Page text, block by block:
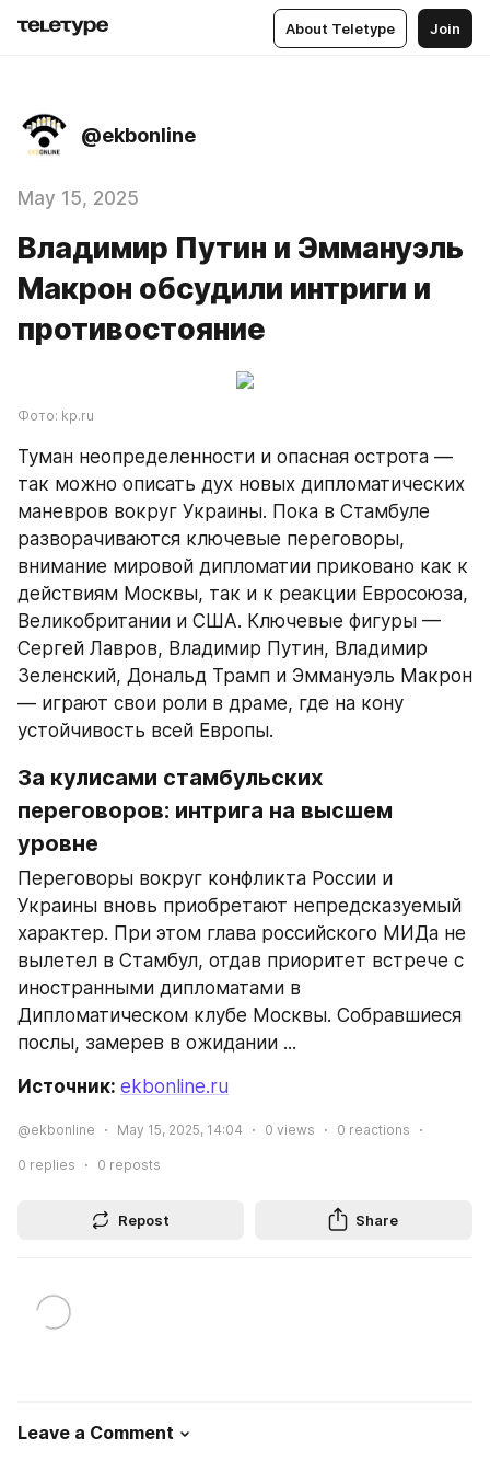
About Teletype Join
@ekbonline
May 15, 2025
Владимир Путин и Эммануэль
Макрон обсудили интриги и
противостояние
Фото: kp.ru
Туман неопределенности и опасная острота —
так можно описать дух новых дипломатических
маневров вокруг Украины. Пока в Стамбуле
разворачиваются ключевые переговоры,
внимание мировой дипломатии приковано как к
действиям Москвы, так и к реакции Евросоюза,
Великобритании и США. Ключевые фигуры —
Сергей Лавров, Владимир Путин, Владимир
Зеленский, Дональд Трамп и Эммануэль Макрон
— играют свои роли в драме, где на кону
устойчивость всей Европы.
За кулисами стамбульских
переговоров: интрига на высшем
уровне
Переговоры вокруг конфликта России и
Украины вновь приобретают непредсказуемый
характер. При этом глава российского МИДа не
вылетел в Стамбул, отдав приоритет встрече с
иностранными дипломатами в
Дипломатическом клубе Москвы. Собравшиеся
послы, замерев в ожидании ...
Источник: ekbonline.ru
@ekbonline May 15, 2025, 14:04 0 views 0 reactions
0 replies 0 reposts
Repost Share
Leave a Comment